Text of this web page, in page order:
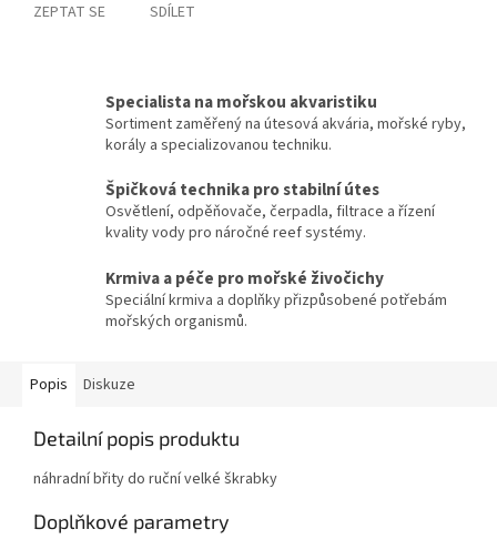
ZEPTAT SE SDÍLET
Specialista na mořskou akvaristiku
Sortiment zaměřený na útesová akvária, mořské ryby,
korály a specializovanou techniku.
Špičková technika pro stabilní útes
Osvětlení, odpěňovače, čerpadla, filtrace a řízení
kvality vody pro náročné reef systémy.
Krmiva a péče pro mořské živočichy
Speciální krmiva a doplňky přizpůsobené potřebám
mořských organismů.
Popis Diskuze
Detailní popis produktu
náhradní břity do ruční velké škrabky
Doplňkové parametry